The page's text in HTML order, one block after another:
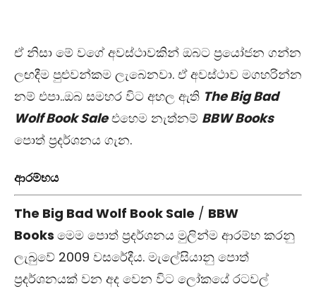
ඒ නිසා මේ වගේ අවස්ථාවකින් ඔබට ප්‍රයෝජන ගන්න
ලඟදීම පුළුවන්කම ලැබෙනවා. ඒ අවස්ථාව මගහරින්න
නම් එපා..ඔබ සමහර විට අහල ඇති The Big Bad
Wolf Book Saleඑහෙම නැත්නම් BBW Books
පොත් ප්‍රදර්ශනය ගැන.
ආරම්භය
The Big Bad Wolf Book Sale / BBW
Books මෙම පොත් ප්‍රදර්ශනය මුලින්ම ආරම්භ කරනු
ලැබුවේ 2009 වසරේදීය. මැලේසියානු පොත්
ප්‍රදර්ශනයක් වන අද වෙන විට ලෝකයේ රටවල්